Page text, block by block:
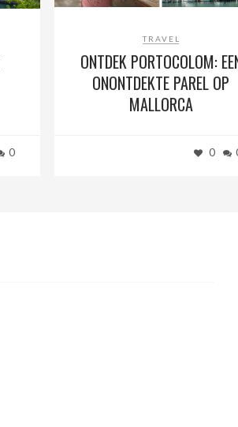
0
TRAVEL
ONTDEK PORTOCOLOM:
ONONTDEKTE PAREL OP
MALLORCA
0